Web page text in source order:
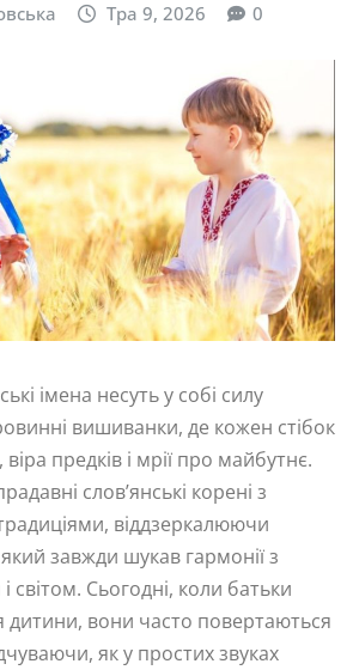
Тра 9, 2026 0
імена несуть у собі силу
вишиванки, де кожен стібок
предків і мрії про майбутнє.
слов’янські корені з
віддзеркалюючи
завжди шукав гармонії з
Сьогодні, коли батьки
дитини, вони часто повертаються
як у простих звуках